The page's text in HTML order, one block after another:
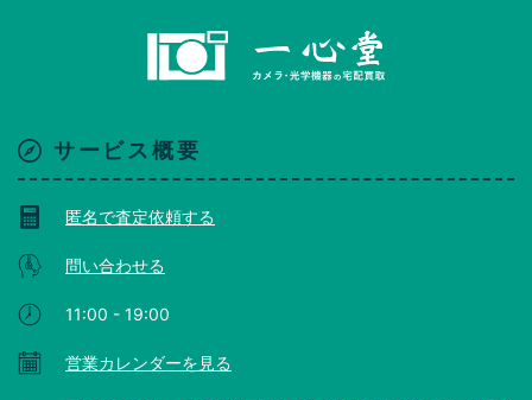
サービス概要
匿名で査定依頼する
問い合わせる
11:00 - 19:00
営業カレンダーを見る